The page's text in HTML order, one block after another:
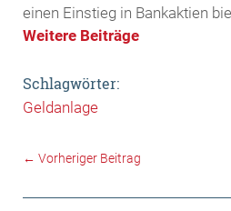
einen Einstieg in Bankaktien
Weitere Beiträge
Schlagwörter:
Geldanlage
← Vorheriger Beitrag